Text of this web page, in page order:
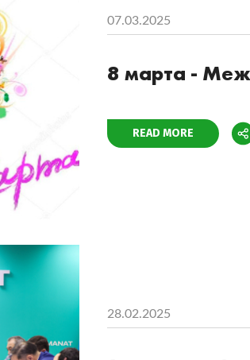
07.03.2025
8 марта -
READ MORE
28.02.2025